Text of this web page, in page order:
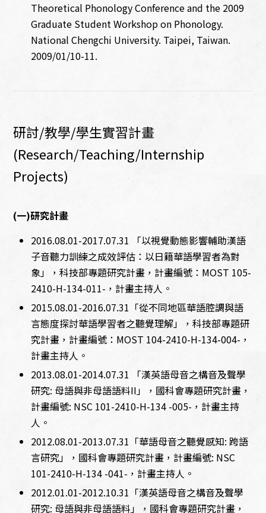
Theoretical Phonology Conference and the 2009
Graduate Student Workshop on Phonology.
National Chengchi University. Taipei, Taiwan.
2009/01/10-11.
研討/教學/學生實習計畫
(Research/Teaching/Internship
Projects)
(一)研究計畫
2016.08.01-2017.07.31 「以視覺動態影響輔助漢語
子音聽力訓練之成效評估：以日籍華語學習者為對
象」，科技部專題研究計畫，計畫編號：MOST 105-
2410-H-134-011-，計畫主持人。
2015.08.01-2016.07.31「從不同地區華語腔調與語
言態度探討華語學習者之聽覺理解」，科技部專題研
究計畫，計畫編號：MOST 104-2410-H-134-004-，
計畫主持人。
2013.08.01-2014.07.31 「漢英語母音之構音及聲學
研究: 母語與非母語語料II」，國科會專題研究計畫，
計畫編號: NSC 101-2410-H-134 -005-，計畫主持
人。
2012.08.01-2013.07.31「華語母音之聽覺感知: 跨語
言研究」，國科會專題研究計畫，計畫編號: NSC
101-2410-H-134 -041-，計畫主持人。
2012.01.01-2012.10.31「漢英語母音之構音及聲學
研究: 母語與非母語語料」，國科會專題研究計畫，